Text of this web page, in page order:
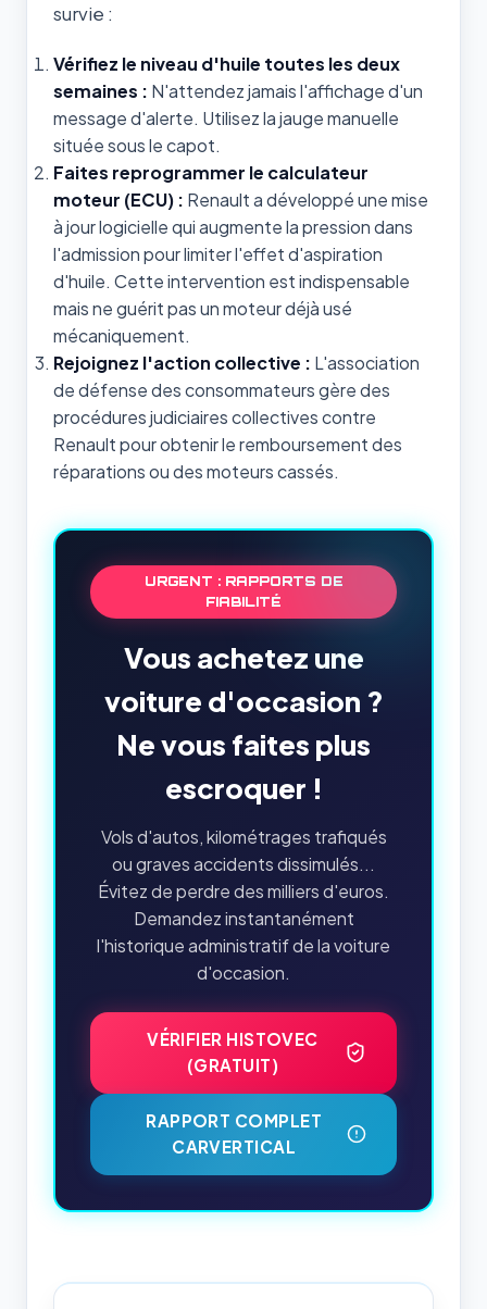
survie :
Vérifiez le niveau d'huile toutes les deux
semaines : N'attendez jamais l'affichage d'un
message d'alerte. Utilisez la jauge manuelle
située sous le capot.
Faites reprogrammer le calculateur
moteur (ECU) : Renault a développé une mise
à jour logicielle qui augmente la pression dans
l'admission pour limiter l'effet d'aspiration
d'huile. Cette intervention est indispensable
mais ne guérit pas un moteur déjà usé
mécaniquement.
Rejoignez l'action collective : L'association
de défense des consommateurs gère des
procédures judiciaires collectives contre
Renault pour obtenir le remboursement des
réparations ou des moteurs cassés.
URGENT : RAPPORTS DE
FIABILITÉ
Vous achetez une
voiture d'occasion ?
Ne vous faites plus
escroquer !
Vols d'autos, kilométrages trafiqués
ou graves accidents dissimulés...
Évitez de perdre des milliers d'euros.
Demandez instantanément
l'historique administratif de la voiture
d'occasion.
VÉRIFIER HISTOVEC
(GRATUIT)
RAPPORT COMPLET
CARVERTICAL